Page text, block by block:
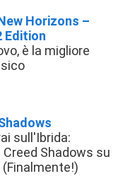
Horizons –
Edition
è la migliore
sull'Ibrida:
Shadows su